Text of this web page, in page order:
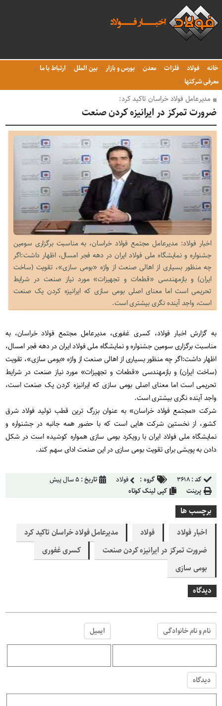
خانه فولاد فلزات معدن بورس و بازار بین الملل
ارتباط با ما
معرفی شرکتها
مدیرعامل فولاد خراسان تاکید کرد:
ضرورت تمرکز در ایرانیزه کردن صنعت
اخبار فولاد: مدیرعامل مجتمع فولاد خراسان، به مناسبت برگزاری سومین
جشنواره و نمایشگاه ملی فولاد ایران در دهه فجر امسال، اظهار داشت:اگر
چه منظور بسیاری از اهالی صنعت از واژه «بومی سازی»، تقویت (ساخت
ایران) و بازمهندسی «قطعات و تجهیزات» مورد نیاز صنعت در شرایط
تحریمی است اما معنای اصلی بومی سازی که ایرانیزه کردن یک صنعت
است، واجد آینده نگری بیشتری است.
به گزارش اخبار فولاد، کسری غفوری، مدیرعامل مجتمع فولاد خراسان، به
مناسبت برگزاری سومین جشنواره و نمایشگاه ملی فولاد ایران در دهه فجر امسال،
اظهار داشت:اگر چه منظور بسیاری از اهالی صنعت از واژه «بومی سازی»، تقویت
(ساخت ایران) و بازمهندسی «قطعات و تجهیزات» مورد نیاز صنعت در شرایط
تحریمی است اما معنای اصلی بومی سازی که ایرانیزه کردن یک صنعت است،
واجد آینده نگری بیشتری است.
شرکت «مجتمع فولاد خراسان» به عنوان بزرگ ترین قطب تولید فولاد شرق
کشور، از نخستین شرکت هایی است که با حضور همه جانبه در جشنواره و
نمایشگاه ملی فولاد ایران با رویکرد بومی سازی همواره کوشیده است در شکل
دادن به پویشی برای تقویت بومی سازی در این صنعت ادای سهم کند.
کد :۳۶۱۸ گروه : فولاد تاریخ : ۵ سال پیش
پرینت
کپی لینک کوتاه
برچسب ها
اخبار فولاد
فولاد
مدیرعامل فولاد خراسان تاکید کرد
ضرورت تمرکز در ایرانیزه کردن صنعت
کسری غفوری
بومی سازی
دیدگاه
نام و نام خانوادگی ایمیل
دیدگاه